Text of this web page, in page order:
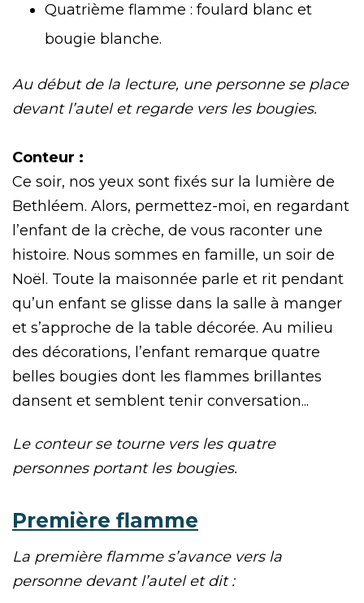
Quatrième flamme : foulard blanc et
bougie blanche.
Au début de la lecture, une personne se place
devant l’autel et regarde vers les bougies.
Conteur :
Ce soir, nos yeux sont fixés sur la lumière de
Bethléem. Alors, permettez-moi, en regardant
l’enfant de la crèche, de vous raconter une
histoire. Nous sommes en famille, un soir de
Noël. Toute la maisonnée parle et rit pendant
qu’un enfant se glisse dans la salle à manger
et s’approche de la table décorée. Au milieu
des décorations, l’enfant remarque quatre
belles bougies dont les flammes brillantes
dansent et semblent tenir conversation...
Le conteur se tourne vers les quatre
personnes portant les bougies.
Première flamme
La première flamme s’avance vers la
personne devant l’autel et dit :